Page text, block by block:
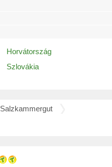
Horvátország
Szlovákia
Salzkammergut